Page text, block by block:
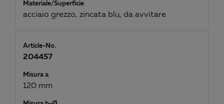
Materiale/Superficie
acciaio grezzo, zincata blu, da avvitare
Article-No.
204457
Misura a
120 mm